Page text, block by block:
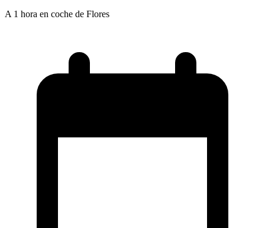
A 1 hora en coche de Flores